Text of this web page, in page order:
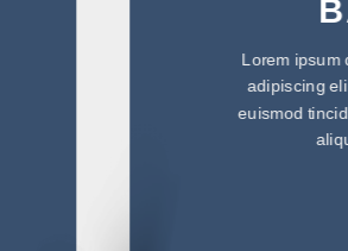
Lorem ipsum dolor sit amet, consectetuer
adipiscing elit, sed diam nonummy nibh
euismod tincidunt ut laoreet dolore magna